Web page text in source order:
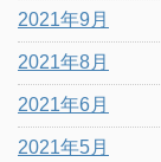
2021年9月
2021年8月
2021年6月
2021年5月